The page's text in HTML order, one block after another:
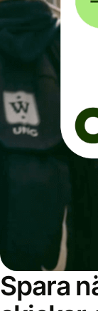
Spara